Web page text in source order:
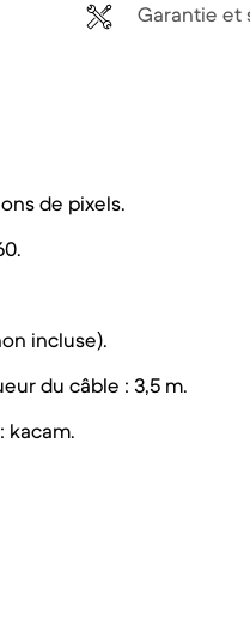
Garantie et
de pixels.
incluse).
du câble : 3,5 m.
kacam.